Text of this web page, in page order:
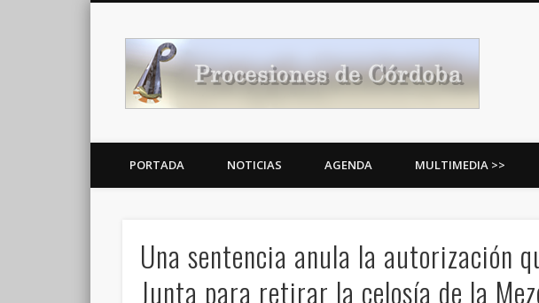
Noticias Cofrades
PORTADA NOTICIAS AGENDA MULTIMEDIA >>
Una sentencia anula la autorización
Junta para retirar la celosía de la